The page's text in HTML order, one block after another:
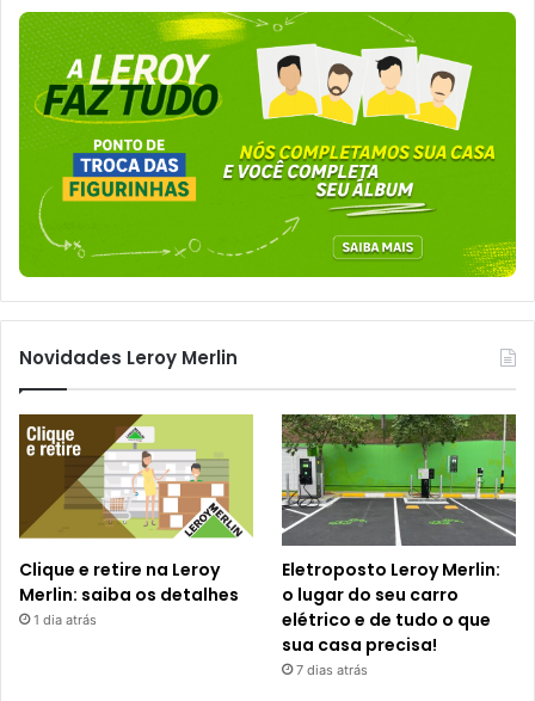
Novidades Leroy Merlin
Clique e retire na Leroy
Merlin: saiba os detalhes
1 dia atrás
Eletroposto Leroy Merlin:
o lugar do seu carro
elétrico e de tudo o que
sua casa precisa!
7 dias atrás